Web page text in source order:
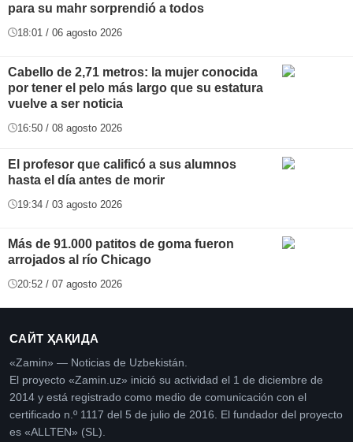
para su mahr sorprendió a todos
18:01 / 06 agosto 2026
Cabello de 2,71 metros: la mujer conocida
por tener el pelo más largo que su estatura
vuelve a ser noticia
16:50 / 08 agosto 2026
El profesor que calificó a sus alumnos
hasta el día antes de morir
19:34 / 03 agosto 2026
Más de 91.000 patitos de goma fueron
arrojados al río Chicago
20:52 / 07 agosto 2026
САЙТ ҲАҚИДА
«Zamin» — Noticias de Uzbekistán.
El proyecto «Zamin.uz» inició su actividad el 1 de diciembre de
2014 y está registrado como medio de comunicación con el
certificado n.º 1117 del 5 de julio de 2016. El fundador del proyecto
es «ALLTEN» (SL).